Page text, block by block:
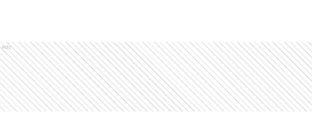
Ads